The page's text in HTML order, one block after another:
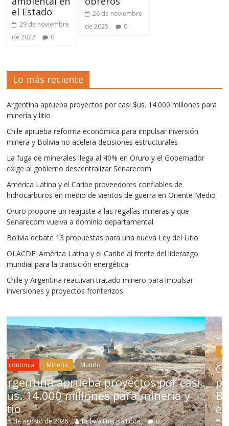
el Estado
29 de noviembre
de 2022
0
26 de noviembre
de 2025
0
Lo más reciente
Argentina aprueba proyectos por casi $us. 14.000 millones para
minería y litio
Chile aprueba reforma económica para impulsar inversión
minera y Bolivia no acelera decisiones estructurales
La fuga de minerales llega al 40% en Oruro y el Gobernador
exige al gobierno descentralizar Senarecom
América Latina y el Caribe proveedores confiables de
hidrocarburos en medio de vientos de guerra en Oriente Medio
Oruro propone un reajuste a las regalías mineras y que
Senarecom vuelva a dominio departamental
Bolivia debate 13 propuestas para una nueva Ley del Litio
OLACDE: América Latina y el Caribe al frente del liderazgo
mundial para la transición energética
Chile y Argentina reactivan tratado minero para impulsar
inversiones y proyectos fronterizos
por casi
y
0
Mineria Mundo
Chile aprueba reforma
para impulsar inversión
Bolivia no acelera decisiones
estructurales
5 de agosto de 2026 Bolivia Energia Libre